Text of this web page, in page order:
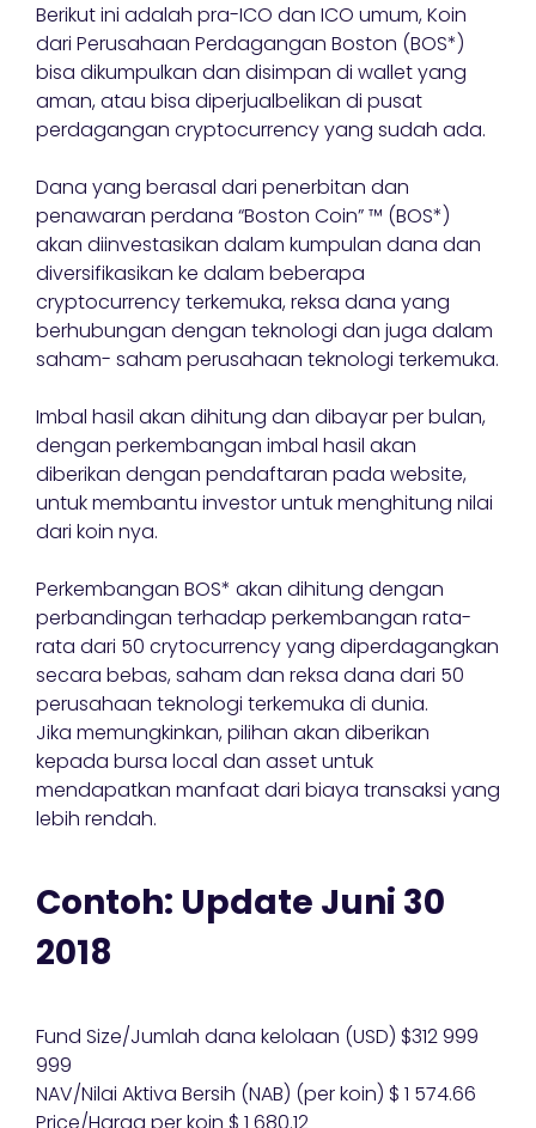
Berikut ini adalah pra-ICO dan ICO umum, Koin
dari Perusahaan Perdagangan Boston (BOS*)
bisa dikumpulkan dan disimpan di wallet yang
aman, atau bisa diperjualbelikan di pusat
perdagangan cryptocurrency yang sudah ada.
Dana yang berasal dari penerbitan dan
penawaran perdana “Boston Coin” ™ (BOS*)
akan diinvestasikan dalam kumpulan dana dan
diversifikasikan ke dalam beberapa
cryptocurrency terkemuka, reksa dana yang
berhubungan dengan teknologi dan juga dalam
saham- saham perusahaan teknologi terkemuka.
Imbal hasil akan dihitung dan dibayar per bulan,
dengan perkembangan imbal hasil akan
diberikan dengan pendaftaran pada website,
untuk membantu investor untuk menghitung nilai
dari koin nya.
Perkembangan BOS* akan dihitung dengan
perbandingan terhadap perkembangan rata-
rata dari 50 crytocurrency yang diperdagangkan
secara bebas, saham dan reksa dana dari 50
perusahaan teknologi terkemuka di dunia.
Jika memungkinkan, pilihan akan diberikan
kepada bursa local dan asset untuk
mendapatkan manfaat dari biaya transaksi yang
lebih rendah.
Contoh: Update Juni 30
2018
Fund Size/Jumlah dana kelolaan (USD) $312 999
999
NAV/Nilai Aktiva Bersih (NAB) (per koin) $ 1 574.66